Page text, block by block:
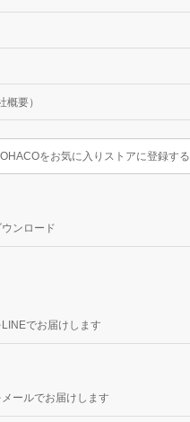
概要）
をお気に入りストアに登録する
ンロード
でお届けします
ールでお届けします